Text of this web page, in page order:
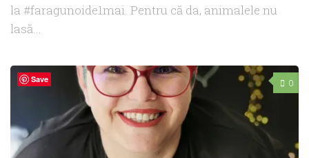
la #faragunoide1mai. Pentru că da, animalele nu
lasă...
0
Save